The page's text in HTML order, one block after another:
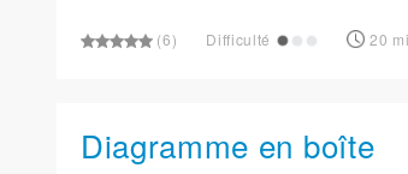
(6) Difficulté 20
Diagramme en boîte